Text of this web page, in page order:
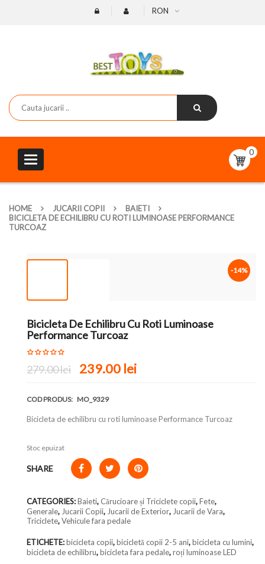
RON
Toggle
navigation
0
HOME JUCARII COPII
BAIETI
BICICLETA DE ECHILIBRU CU ROTI LUMINOASE PERFORMANCE
TURCOAZ
-14%
Bicicleta De Echilibru Cu Roti Luminoase
Performance Turcoaz
279.00 lei 239.00 lei
COD PRODUS: MO_9329
Bicicleta de echilibru cu roti luminoase Performance Turcoaz
Stoc epuizat
SHARE
CATEGORIES:Baieti,Cărucioare și Triciclete copii,Fete,
Generale, Jucarii Copii, Jucarii de Exterior, Jucarii de Vara,
Triciclete,Vehicule fara pedale
ETICHETE:bicicleta copii,bicicletă copii 2-5 ani,bicicleta cu lumini,
bicicleta de echilibru,bicicleta fara pedale,roți luminoase LED